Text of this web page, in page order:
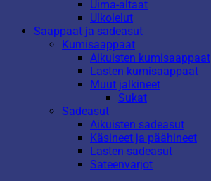
Uima-altaat
Ulkolelut
Saappaat ja sadeasut
Kumisaappaat
Aikuisten kumisaappaat
Lasten kumisaappaat
Muut jalkineet
Sukat
Sadeasut
Aikuisten sadeasut
Käsineet ja päähineet
Lasten sadeasut
Sateenvarjot